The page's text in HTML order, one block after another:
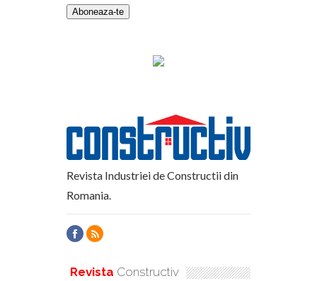
Revista Industriei de Constructii din
Romania.
Revista Constructiv